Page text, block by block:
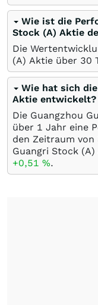
Wie ist die
Stock (A) Aktie
Die
(A) Aktie über 30
Wie hat sich
Aktie entwickelt?
Die Guangzhou
über 1 Jahr eine
den Zeitraum von
Guangri Stock
+0,51 %.